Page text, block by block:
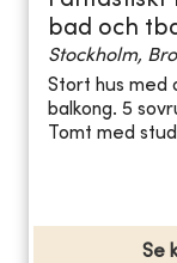
bad och
Stockholm,
Stort hus med
balkong. 5
Tomt med
Se